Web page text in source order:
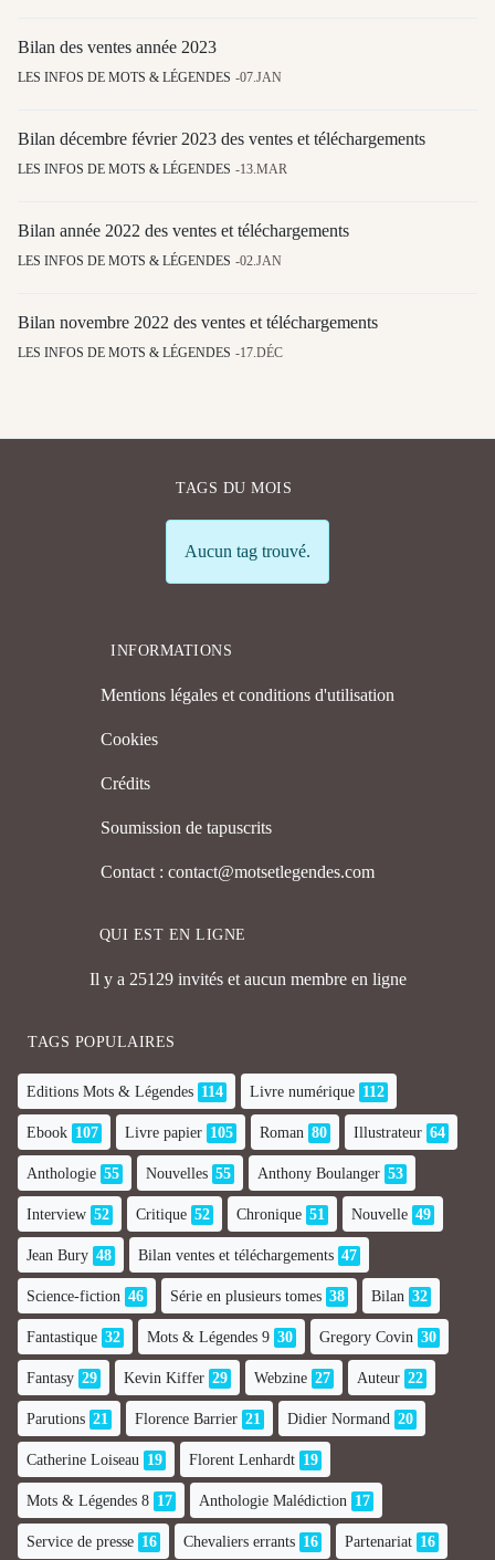
Bilan des ventes année 2023
LES INFOS DE MOTS & LÉGENDES 07.JAN
Bilan décembre février 2023 des ventes et téléchargements
LES INFOS DE MOTS & LÉGENDES 13.MAR
Bilan année 2022 des ventes et téléchargements
LES INFOS DE MOTS & LÉGENDES 02.JAN
Bilan novembre 2022 des ventes et téléchargements
LES INFOS DE MOTS & LÉGENDES 17.DÉC
TAGS DU MOIS
Info
Aucun tag trouvé.
INFORMATIONS
Mentions légales et conditions d'utilisation
Cookies
Crédits
Soumission de tapuscrits
Contact : contact@motsetlegendes.com
QUI EST EN LIGNE
Il y a 25129 invités et aucun membre en ligne
TAGS POPULAIRES
Editions Mots & Légendes 114 Livre numérique 112
Ebook 107 Livre papier 105 Roman 80 Illustrateur 64
Anthologie 55 Nouvelles 55 Anthony Boulanger 53
Interview 52 Critique 52 Chronique 51 Nouvelle 49
Jean Bury 48 Bilan ventes et téléchargements 47
Science-fiction 46 Série en plusieurs tomes 38 Bilan 32
Fantastique 32 Mots & Légendes 9 30 Gregory Covin 30
Fantasy 29 Kevin Kiffer 29 Webzine 27 Auteur 22
Parutions 21 Florence Barrier 21 Didier Normand 20
Catherine Loiseau 19 Florent Lenhardt 19
Mots & Légendes 8 17 Anthologie Malédiction 17
Service de presse 16 Chevaliers errants 16 Partenariat 16